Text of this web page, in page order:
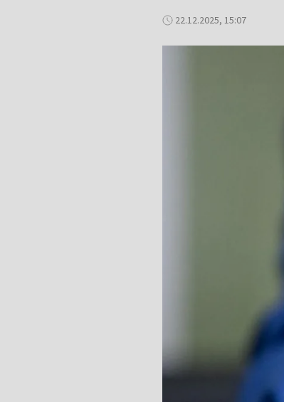
22.12.2025, 15:07